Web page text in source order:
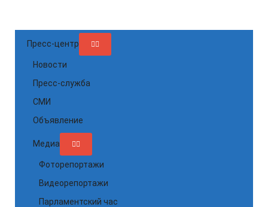
Пресс-центр
Новости
Пресс-служба
СМИ
Объявление
Медиа
Фоторепортажи
Видеорепортажи
Парламентский час